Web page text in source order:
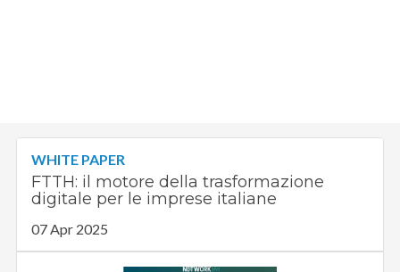
WHITE PAPER
FTTH: il motore della trasformazione
digitale per le imprese italiane
07 Apr 2025